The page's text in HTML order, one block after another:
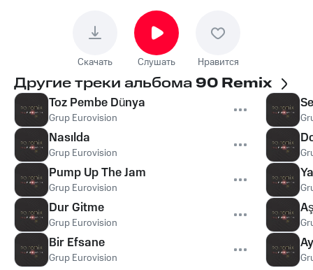
Скачать Слушать Нравится
Другие треки альбома90 Remix
Toz Pembe Dünya
Grup Eurovision
Nasılda
Grup Eurovision
Pump Up The Jam
Grup Eurovision
Dur Gitme
Grup Eurovision
Bir Efsane
Grup Eurovision